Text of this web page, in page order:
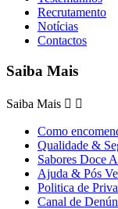
Recrutamento
Notícias
Contactos
Saiba Mais
Saiba Mais  
Como
Qualidade &
Sabores Doce
Ajuda & Pós
Politica de
Canal de